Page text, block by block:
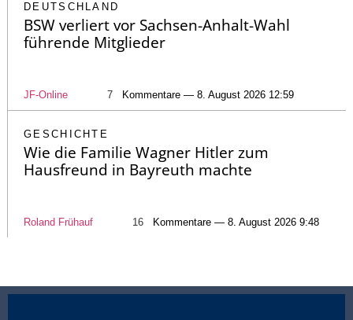
DEUTSCHLAND
BSW verliert vor Sachsen-Anhalt-Wahl
führende Mitglieder
JF-Online 7 Kommentare — 8. August 2026 12:59
GESCHICHTE
Wie die Familie Wagner Hitler zum
Hausfreund in Bayreuth machte
Roland Frühauf 16 Kommentare — 8. August 2026 9:48